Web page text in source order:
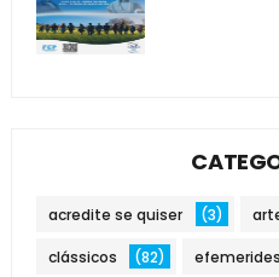
acredite se quiser (3)
clássicos (82) efemerides